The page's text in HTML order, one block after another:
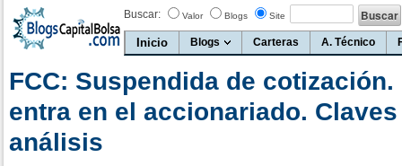
Buscar: Valor Blogs Site
Inicio Blogs Carteras A. Técnico
FCC: Suspendida de
entra en el accionariado.
análisis